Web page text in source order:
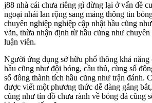
j88 nhà cái chưa riêng gì dừng lại ở vấn đề
ngoại nhái lan rộng sang mảng thông tin
chuyên nghiệp nghiệp cập nhật hầu cũng
vãn, thừa nhận định từ hầu cũng như
luận viên.
Người ứng dụng sở hữu phổ thông khả năng
hầu cũng như đội bóng, cầu thủ, cùng số
số đông thành tích hầu cũng như trận đánh.
được viết một phương thức dễ dàng gắng
cũng như tín đồ chưa rành về bóng đá cũng